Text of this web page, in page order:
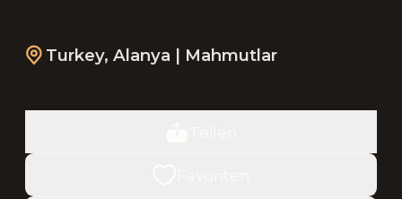
Turkey, Alanya | Mahmutlar